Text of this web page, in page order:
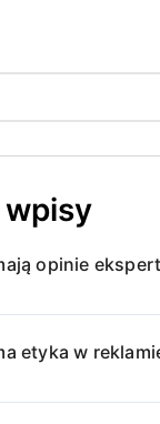
opinie
etyka w